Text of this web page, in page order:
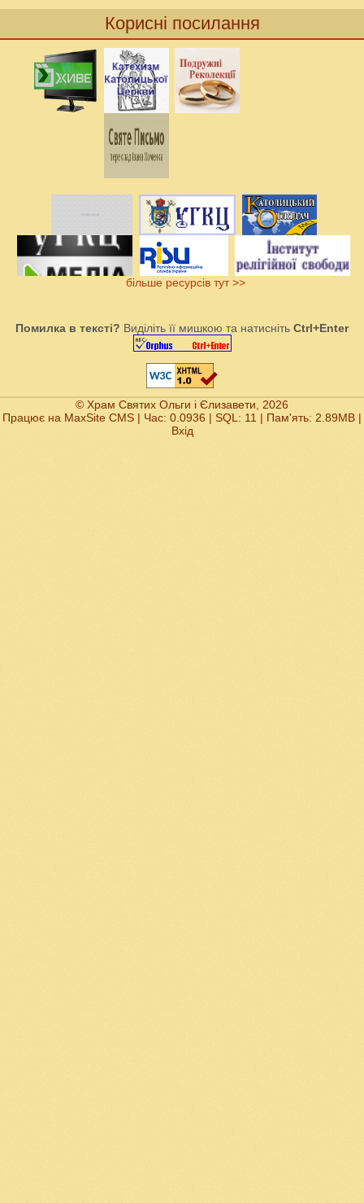
Корисні посилання
більше ресурсів тут >>
Помилка в тексті? Виділіть її мишкою та натисніть Ctrl+Enter
© Храм Святих Ольги і Єлизавети, 2026
Працює на MaxSite CMS | Час: 0.0936 | SQL: 11 | Пам'ять: 2.89MB |
Вхід